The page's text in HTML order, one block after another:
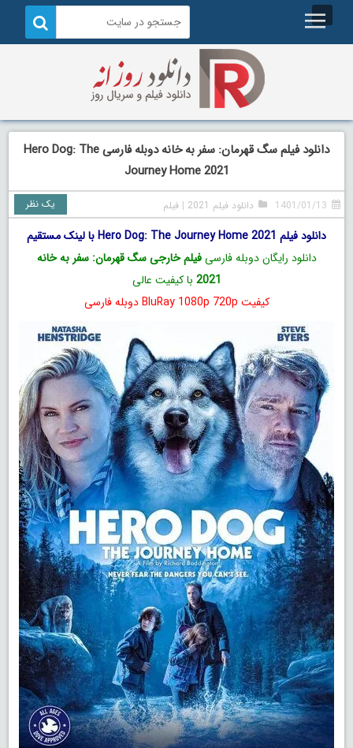
دانلود فیلم سگ قهرمان: سفر به خانه دوبله فارسی Hero Dog: The
Journey Home 2021
1401/01/13 دانلود فیلم 2021 |فیلم یک نظر
دانلود فیلم Hero Dog: The Journey Home 2021 با لینک مستقیم
دانلود رایگان دوبله فارسیفیلم خارجی سگ قهرمان: سفر به خانه
2021 با کیفیت عالی
کیفیت BluRay 1080p 720p دوبله فارسی